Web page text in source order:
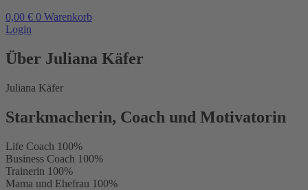
0,00 € 0 Warenkorb
Login
Über Juliana Käfer
Juliana Käfer
Starkmacherin, Coach und Motivatorin
Life Coach 100%
Business Coach 100%
Trainerin 100%
Mama und Ehefrau 100%